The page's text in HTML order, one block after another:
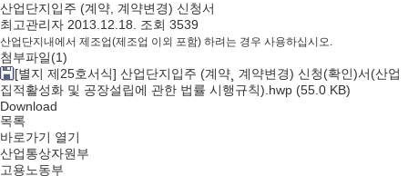
산업단지입주 (계약, 계약변경) 신청서
최고관리자 2013.12.18. 조회 3539
산업단지내에서 제조업(제조업 이외 포함) 하려는 경우 사용하십시오.
첨부파일(1)
[별지 제25호서식] 산업단지입주 (계약¸ 계약변경) 신청(확인)서(산업
집적활성화 및 공장설립에 관한 법률 시행규칙).hwp (55.0 KB)
Download
목록
바로가기 열기
산업통상자원부
고용노동부